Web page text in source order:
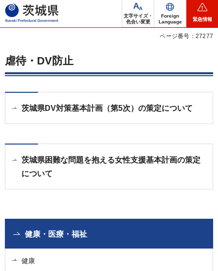
茨城県
文字サイズ・
色合い変更
Foreign
Language
緊急情報
ページ番号：27277
虐待・DV防止
茨城県DV対策基本計画（第5次）の策定について
茨城県困難な問題を抱える女性支援基本計画の策定
について
健康・医療・福祉
健康